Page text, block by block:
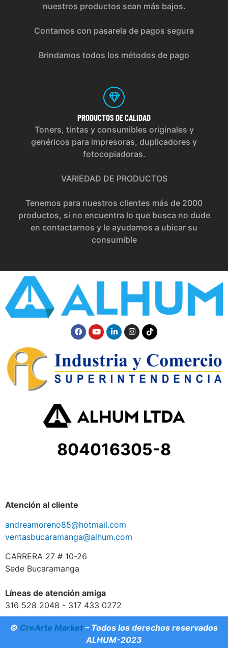
nuestros productos sean más bajos.
Contamos con pasarela de pagos segura
Brindamos todos los métodos de pago
PRODUCTOS DE CALIDAD
Toners, tintas y consumibles originales y
genéricos para impresoras, duplicadores y
fotocopiadoras.
VARIEDAD DE PRODUCTOS
Tenemos para nuestros clientes más de 2000
productos, si no encuentra lo que busca no dude
en contactarnos y le ayudamos a ubicar su
consumible
804016305-8
Atención al cliente
andreamoreno85@hotmail.com
ventasbucaramanga@alhum.com
CARRERA 27 # 10-26
Sede Bucaramanga
Líneas de atención amiga
316 528 2048 - 317 433 0272
© CreArte Market – Todos los derechos reservados
ALHUM-2023